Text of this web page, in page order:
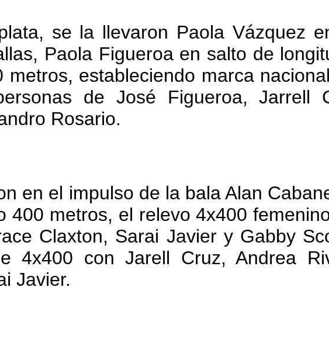
se la llevaron Paola Vázquez
Paola Figueroa en salto de
metros, estableciendo marca
de José Figueroa, Jarrell
Rosario.
en el impulso de la bala Alan
400 metros, el relevo 4x400
Claxton, Sarai Javier y Gabby
4x400 con Jarell Cruz, Andrea
Javier.